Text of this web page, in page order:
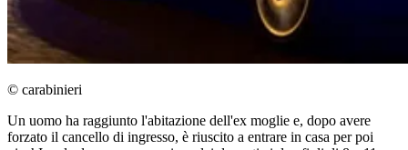
© carabinieri
Un uomo ha raggiunto l'abitazione dell'ex moglie e, dopo avere
forzato il cancello di ingresso, è riuscito a entrare in casa per poi